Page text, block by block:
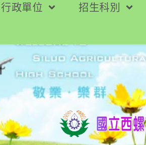
行政單位 招生科別